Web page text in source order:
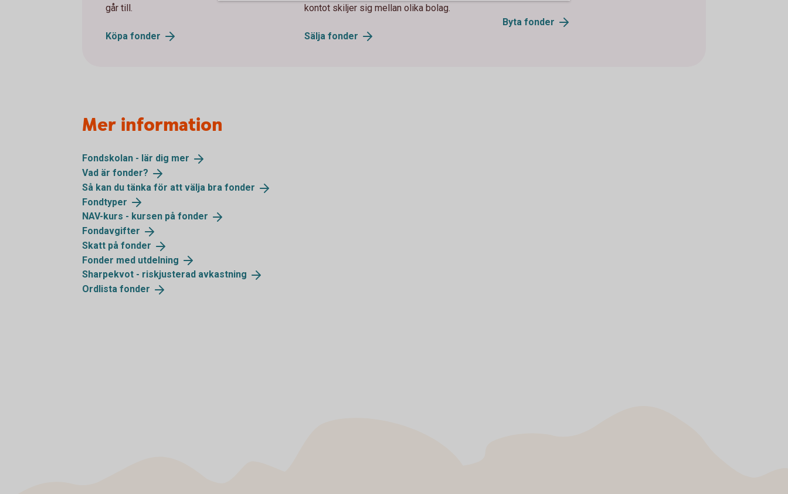
går till.
Köpa fonder
kontot skiljer sig mellan olika bolag.
Sälja fonder
Bytafonder
Mer information
Fondskolan - lär dig mer
Vad är fonder?
Så kan du tänka för att välja bra fonder
Fondtyper
NAV-kurs - kursen på fonder
Fondavgifter
Skatt på fonder
Fonder med utdelning
Sharpekvot - riskjusterad avkastning
Ordlista fonder